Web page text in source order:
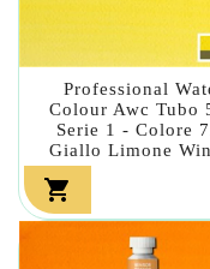
Professional
Colour Awc Tubo
Serie 1 - Colore
Giallo Limone
